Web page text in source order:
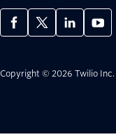
Copyright © 2026 Twilio Inc.